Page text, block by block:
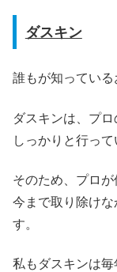
ダスキン
誰もが知っている
ダスキンは、プ
しっかりと行って
そのため、プロが
今まで取り除け
す。
私もダスキンは